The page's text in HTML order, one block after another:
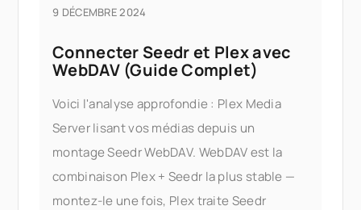
9 DÉCEMBRE 2024
Connecter Seedr et Plex avec
WebDAV (Guide Complet)
Voici l'analyse approfondie : Plex Media
Server lisant vos médias depuis un
montage Seedr WebDAV. WebDAV est la
combinaison Plex + Seedr la plus stable —
montez-le une fois, Plex traite Seedr